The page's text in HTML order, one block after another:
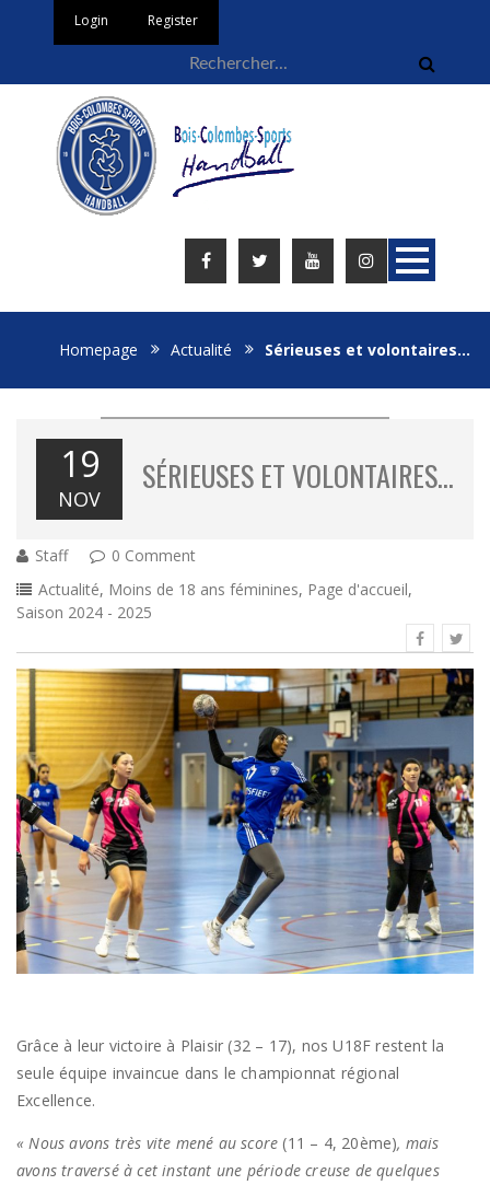
Login Register
Homepage Actualité Sérieuses et volontaires…
19
NOV
SÉRIEUSES ET VOLONTAIRES…
Staff
0 Comment
Actualité, Moins de 18 ans féminines, Page d'accueil,
Saison 2024 - 2025
Grâce à leur victoire à Plaisir (32 – 17), nos U18F restent la
seule équipe invaincue dans le championnat régional
Excellence.
« Nous avons très vite mené au score (11 – 4, 20ème), mais
avons traversé à cet instant une période creuse de quelques